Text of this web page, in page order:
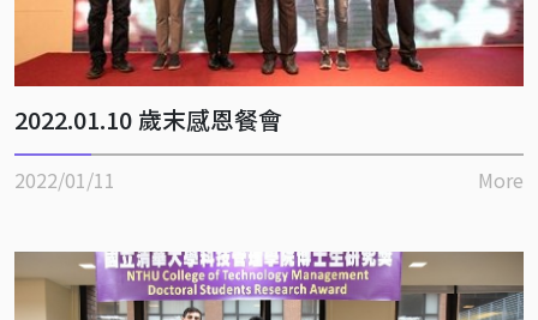
2022.01.10 歲末感恩餐會
2022/01/11 More